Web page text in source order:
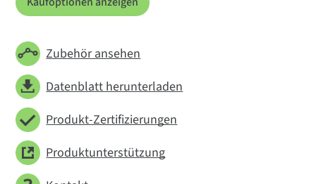
Zubehör ansehen
Datenblatt herunterladen
Produkt-Zertifizierungen
Produktunterstützung